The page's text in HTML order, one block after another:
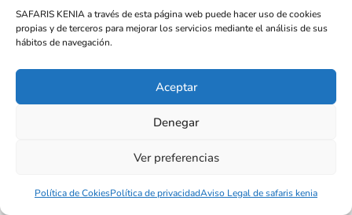
SAFARIS KENIA a través de esta página web puede hacer uso de cookies
propias y de terceros para mejorar los servicios mediante el análisis de sus
hábitos de navegación.
Aceptar
Denegar
Ver preferencias
Política de CokiesPolítica de privacidadAviso Legal de safaris kenia